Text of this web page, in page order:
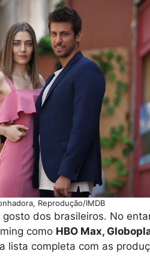
Reprodução/IMDB
dos brasileiros. No
como HBO Max,
lista completa com as